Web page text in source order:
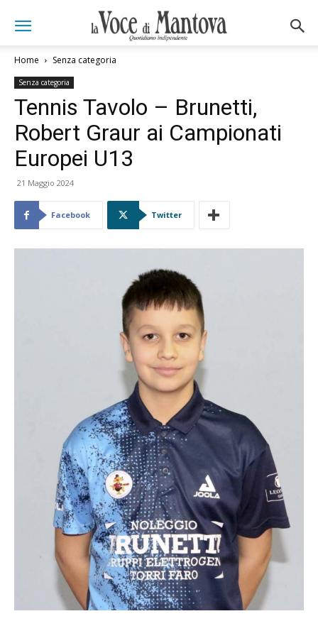
Home Senza categoria
Senza categoria
Tennis Tavolo – Brunetti,
Robert Graur ai Campionati
Europei U13
21 Maggio 2024
Facebook Twitter